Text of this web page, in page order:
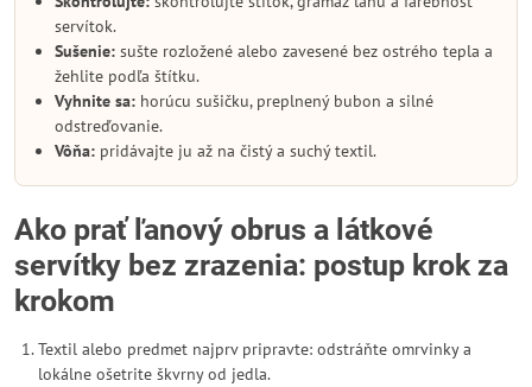
servítok.
Sušenie: sušte rozložené alebo zavesené bez ostrého tepla a
žehlite podľa štítku.
Vyhnite sa: horúcu sušičku, preplnený bubon a silné
odstreďovanie.
Vôňa: pridávajte ju až na čistý a suchý textil.
Ako prať ľanový obrus a látkové
servítky bez zrazenia: postup krok za
krokom
Textil alebo predmet najprv pripravte: odstráňte omrvinky a
lokálne ošetrite škvrny od jedla.